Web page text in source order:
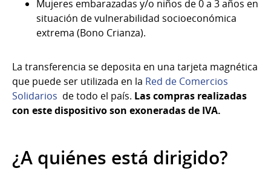
Mujeres embarazadas y/o niños de 0 a 3 años en
situación de vulnerabilidad socioeconómica
extrema (Bono Crianza).
La transferencia se deposita en una tarjeta magnética
que puede ser utilizada en la Red de Comercios
Solidarios de todo el país. Las compras realizadas
con este dispositivo son exoneradas de IVA.
¿A quiénes está dirigido?